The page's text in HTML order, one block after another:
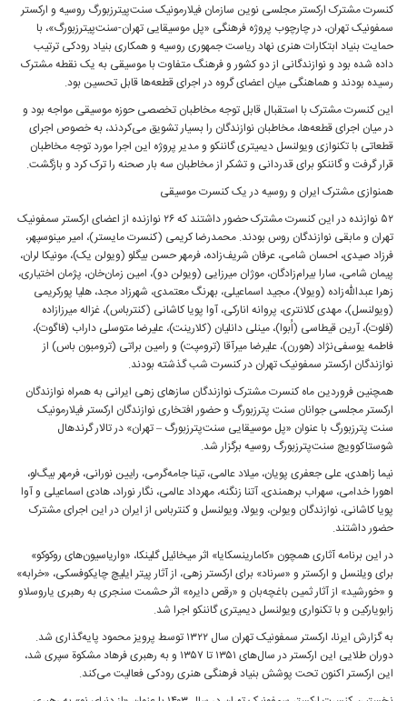
کنسرت مشترک ارکستر مجلسی نوین سازمان فیلارمونیک سنت‌پیترزبورگ روسیه و ارکستر
سمفونیک تهران، در چارچوب پروژه فرهنگی «پل موسیقایی تهران-سنت‌پیترزبورگ»، با
حمایت بنیاد ابتکارات هنری نهاد ریاست جمهوری روسیه و همکاری بنیاد رودکی ترتیب
داده شده بود و نوازندگانی از دو کشور و فرهنگ متفاوت با موسیقی به یک نقطه مشترک
رسیده بودند و هماهنگی میان اعضای گروه در اجرای قطعه‌ها قابل تحسین بود.
این کنسرت مشترک با استقبال قابل توجه مخاطبان تخصصی حوزه موسیقی مواجه بود و
در میان اجرای قطعه‌ها، مخاطبان نوازندگان را بسیار تشویق می‌کردند، به خصوص اجرای
قطعاتی با تکنوازی ویولنسل دیمیتری گاننکو و مدیر پروژه این اجرا مورد توجه مخاطبان
قرار گرفت و گاننکو برای قدردانی و تشکر از مخاطبان سه بار صحنه را ترک کرد و بازگشت.
همنوازی مشترک ایران و روسیه در یک کنسرت موسیقی
۵۲ نوازنده در این کنسرت مشترک حضور داشتند که ۲۶ نوازنده از اعضای ارکستر سمفونیک
تهران و مابقی نوازندگان روس بودند. محمدرضا کریمی (کنسرت مایستر)، امیر مینوسپهر،
فرزاد صیدی، احسان شامی، عرفان شریف‌زاده، فرمهر حسن بیگلو (ویولن یک)، مونیکا لران،
پیمان شامی، سارا بیرام‌زادگان، موژان میرزایی (ویولن دو)، امین زمان‌خان، پژمان اختیاری،
زهرا عبدالله‌زاده (ویولا)، مجید اسماعیلی، بهرنگ معتمدی، شهرزاد مجد، هلیا پورکریمی
(ویولنسل)، مهدی کلانتری، پروانه انارکی، آوا پویا کاشانی (کنترباس)، غزاله میرزازاده
(فلوت)، آرین قیطاسی (اُبوا)، مینلی دانلیان (کلارینت)، علیرضا متوسلی ‌داراب (فاگوت)،
فاطمه یوسفی‌نژاد (هورن)، علیرضا میرآقا (ترومپت) و رامین براتی (ترومبون باس) از
نوازندگان ارکستر سمفونیک تهران در کنسرت شب گذشته بودند.
همچنین فروردین ماه کنسرت مشترک نوازندگان سازهای زهی ایرانی‌ به همراه نوازندگان
ارکستر مجلسی جوانان سنت پترزبورگ و حضور افتخاری نوازندگان ارکستر فیلارمونیک
سنت‌ پترزبورگ با عنوان «پل موسیقایی سنت‌پترزبورگ – تهران» در تالار گرندهال
شوستاکوویچ سنت‌پترزبورگ روسیه برگزار شد.
نیما زاهدی، علی جعفری پویان، میلاد عالمی، تینا جامه‌گرمی، رایین نورانی، فرمهر بیگ‌لو،
اهورا خدامی، سهراب برهمندی، آتنا زنگنه، مهرداد عالمی، نگار نوراد، هادی اسماعیلی و آوا
پویا کاشانی، نوازندگان ویولن، ویولا، ویولنسل و کنترباس از ایران در این اجرای مشترک
حضور داشتند.
در این برنامه آثاری همچون «کامارینسکایا» اثر میخائیل گلینکا، «واریاسیون‌های روکوکو»
برای ویلنسل و ارکستر و «سرناد» برای ارکستر زهی، از آثار پیتر ایلیچ چایکوفسکی، «خرابه»
و «خورشید» از آثار ثمین باغچه‌بان و «رقص دایره» اثر حشمت سنجری به رهبری یاروسلاو
زابویارکین و با تکنواری ویولنسل دیمیتری گاننکو اجرا شد.
به گزارش ایرنا، ارکستر سمفونیک تهران سال ۱۳۲۲ توسط پرویز محمود پایه‌گذاری شد.
دوران طلایی این ارکستر در سال‌های ۱۳۵۱ تا ۱۳۵۷ و به رهبری فرهاد مشکوة سپری شد،
این ارکستر اکنون تحت پوشش بنیاد فرهنگی هنری رودکی فعالیت می‌کند.